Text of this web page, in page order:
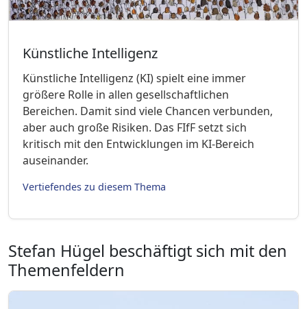
Künstliche Intelligenz
Künstliche Intelligenz (KI) spielt eine immer
größere Rolle in allen gesellschaftlichen
Bereichen. Damit sind viele Chancen verbunden,
aber auch große Risiken. Das FIfF setzt sich
kritisch mit den Entwicklungen im KI-Bereich
auseinander.
Vertiefendes zu diesem Thema
Stefan Hügel beschäftigt sich mit den
Themenfeldern